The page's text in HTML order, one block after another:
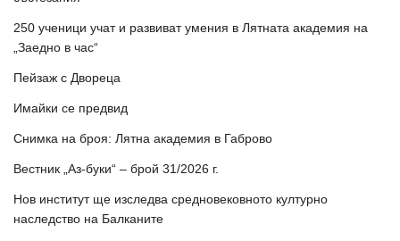
250 ученици учат и развиват умения в Лятната академия на
„Заедно в час“
Пейзаж с Двореца
Имайки се предвид
Снимка на броя: Лятна академия в Габрово
Вестник „Аз-буки“ – брой 31/2026 г.
Нов институт ще изследва средновековното културно
наследство на Балканите